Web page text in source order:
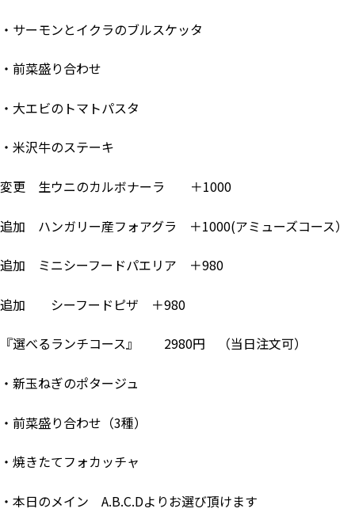
・サーモンとイクラのブルスケッタ
・前菜盛り合わせ
・大エビのトマトパスタ
・米沢牛のステーキ
変更 生ウニのカルボナーラ ＋1000
追加 ハンガリー産フォアグラ ＋1000(アミューズコース）
追加 ミニシーフードパエリア ＋980
追加 シーフードピザ ＋980
『選べるランチコース』 2980円 （当日注文可）
・新玉ねぎのポタージュ
・前菜盛り合わせ（3種）
・焼きたてフォカッチャ
・本日のメイン A.B.C.Dよりお選び頂けます